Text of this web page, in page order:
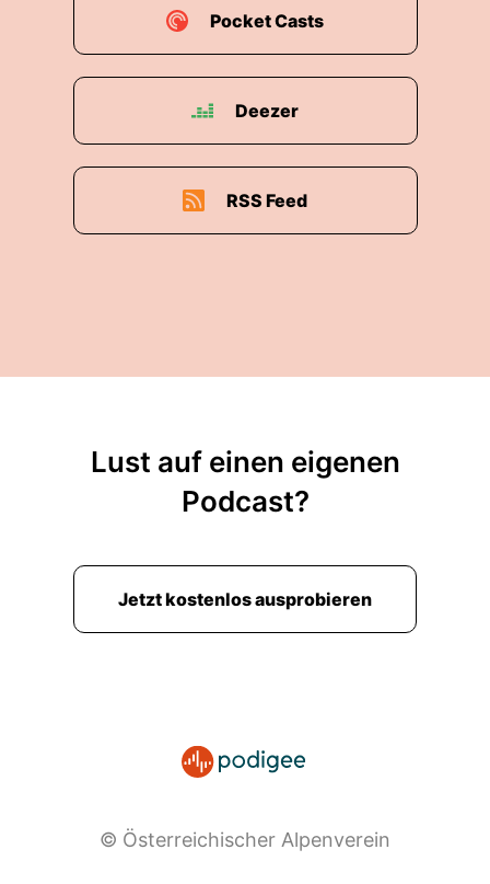
Pocket Casts
Deezer
RSS Feed
Lust auf einen eigenen
Podcast?
Jetzt kostenlos ausprobieren
© Österreichischer Alpenverein